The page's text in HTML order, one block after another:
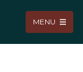
MENU